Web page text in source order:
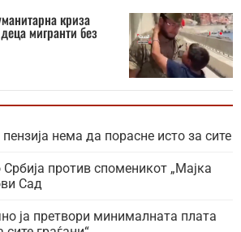
криза
мигранти без
нема да порасне исто за сите
Србија против споменикот „Мајка
Сад
ја претвори минималната плата